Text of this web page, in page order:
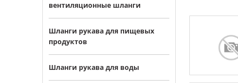
вентиляционные шланги
Шланги рукава для пищевых
продуктов
Шланги рукава для воды